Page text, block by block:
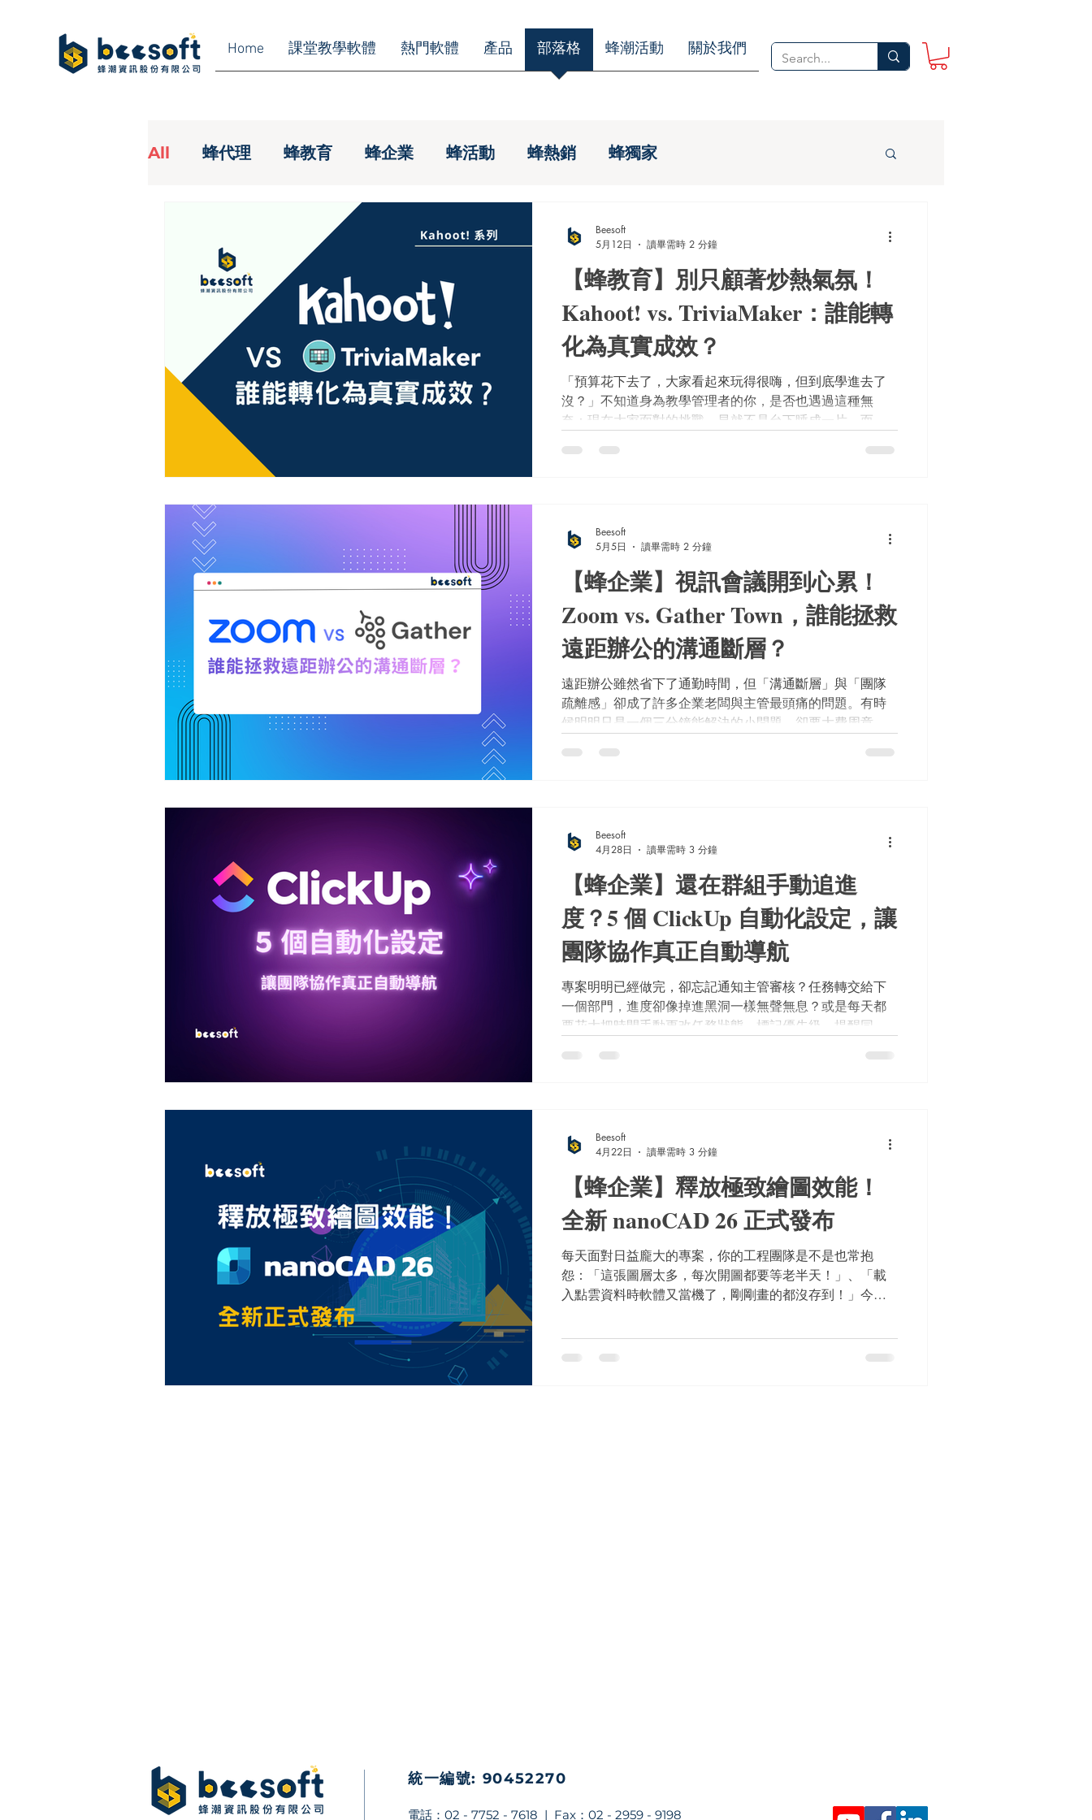
Home 課堂教學軟體 熱門軟體 產品 部落格 蜂潮活動 關於我們
All 蜂代理 蜂教育 蜂企業 蜂活動 蜂熱銷 蜂獨家
【蜂教育】別只顧著炒熱氣氛！
Kahoot! vs. TriviaMaker：誰能轉
化為真實成效？
「預算花下去了，大家看起來玩得很嗨，但到底學進去了
沒？」不知道身為教學管理者的你，是否也遇過這種無
奈：現在大家面對的挑戰，早就不是台下睡成一片，而是
分數，氣氛炒得超熱絡，但活動一結束，核心知識也跟著
「長期管理價值」的角度，深度評比 Kahoot! 與
TriviaMaker，幫你找出真正能把熱鬧轉化為實質效益的解
決方案。
Beesoft
5月12日
讀畢需時 2 分鐘
【蜂企業】視訊會議開到心累！
Zoom vs. Gather Town，誰能拯救
遠距辦公的溝通斷層？
遠距辦公雖然省下了通勤時間，但「溝通斷層」與「團隊
疏離感」卻成了許多企業老闆與主管最頭痛的問題。有時
候明明只是一個三分鐘能解決的小問題，卻要大費周章敲
扣。這次我們將為你深度剖析兩大遠端協作工具——Zoom
蜂潮資訊。
Beesoft
5月5日
讀畢需時 2 分鐘
【蜂企業】還在群組手動追進
度？5 個 ClickUp 自動化設定，讓
團隊協作真正自動導航
專案明明已經做完，卻忘記通知主管審核？任務轉交給下
一個部門，進度卻像掉進黑洞一樣無聲無息？或是每天都
要花大把時間手動更改任務狀態、標記優先級、提醒同事
——自動化功能 (Automations)，就能把死板的功能轉化為
Beesoft
4月28日
讀畢需時 3 分鐘
【蜂企業】釋放極致繪圖效能！
全新 nanoCAD 26 正式發布
每天面對日益龐大的專案，你的工程團隊是不是也常抱
怨：「這張圖層太多，每次開圖都要等老半天！」、「載
入點雲資料時軟體又當機了，剛剛畫的都沒存到！」今天
升級，如何透過純粹的技術實力，幫大家找回極致流暢的
Beesoft
4月22日
讀畢需時 3 分鐘
統一編號: 90452270
​電話：02 - 7752 - 7618 | Fax：02 - 2959 - 9198